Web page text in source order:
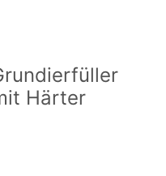
Härter